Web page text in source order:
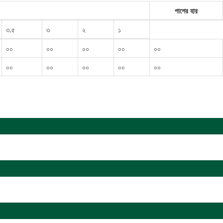
পাশের হার
৩.৫
৩ ২
১
০০
০০ ০০ ০০
০০
০০
০০ ০০ ০০ ০০